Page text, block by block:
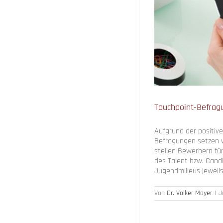
Touchpoint-
Aufgrund der
Befragungen setzen
stellen Bewerbern
des Talent bzw.
Jugendmilieus
Von Dr. Volker Mayer |